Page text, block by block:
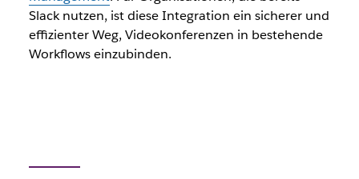
Slack nutzen, ist diese Integration ein sicherer und
effizienter Weg, Videokonferenzen in bestehende
Workflows einzubinden.